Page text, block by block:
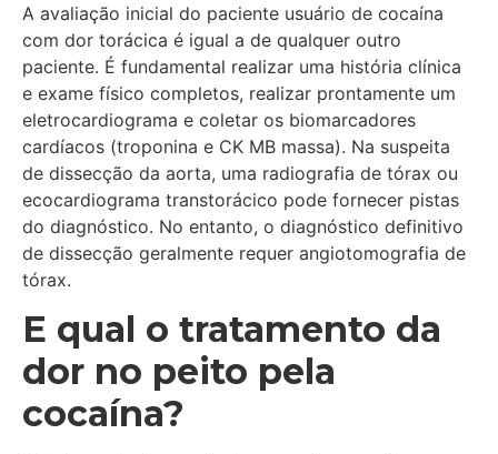
A avaliação inicial do paciente usuário de cocaína
com dor torácica é igual a de qualquer outro
paciente. É fundamental realizar uma história clínica
e exame físico completos, realizar prontamente um
eletrocardiograma e coletar os biomarcadores
cardíacos (troponina e CK MB massa). Na suspeita
de dissecção da aorta, uma radiografia de tórax ou
ecocardiograma transtorácico pode fornecer pistas
do diagnóstico. No entanto, o diagnóstico definitivo
de dissecção geralmente requer angiotomografia de
tórax.
E qual o tratamento da
dor no peito pela
cocaína?